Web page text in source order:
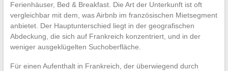
Ferienhäuser, Bed & Breakfast. Die Art der Unterkunft ist oft
vergleichbar mit dem, was Airbnb im französischen Mietsegment
anbietet. Der Hauptunterschied liegt in der geografischen
Abdeckung, die sich auf Frankreich konzentriert, und in der
weniger ausgeklügelten Suchoberfläche.
Für einen Aufenthalt in Frankreich, der überwiegend durch